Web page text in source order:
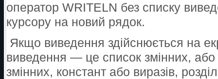
оператор WRITELN без списку
курсору на новий рядок.
Якщо виведення здійснюється на
виведення — це список змінних, або
змінних, констант або виразів,